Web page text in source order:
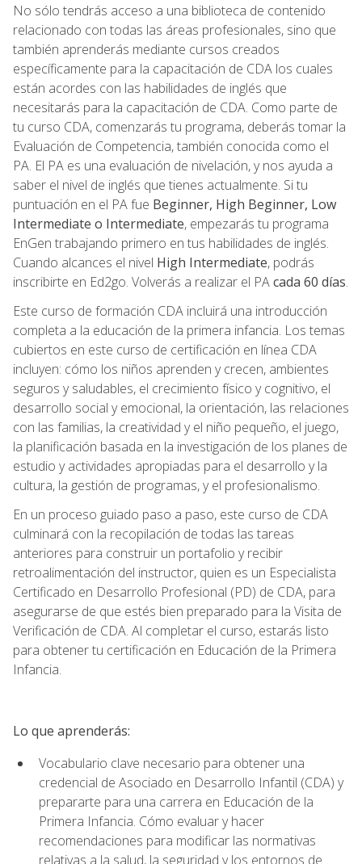
No sólo tendrás acceso a una biblioteca de contenido
relacionado con todas las áreas profesionales, sino que
también aprenderás mediante cursos creados
específicamente para la capacitación de CDA los cuales
están acordes con las habilidades de inglés que
necesitarás para la capacitación de CDA. Como parte de
tu curso CDA, comenzarás tu programa, deberás tomar la
Evaluación de Competencia, también conocida como el
PA. El PA es una evaluación de nivelación, y nos ayuda a
saber el nivel de inglés que tienes actualmente. Si tu
puntuación en el PA fue Beginner, High Beginner, Low
Intermediate o Intermediate, empezarás tu programa
EnGen trabajando primero en tus habilidades de inglés.
Cuando alcances el nivel High Intermediate, podrás
inscribirte en Ed2go. Volverás a realizar el PAcada 60 días.
Este curso de formación CDA incluirá una introducción
completa a la educación de la primera infancia. Los temas
cubiertos en este curso de certificación en línea CDA
incluyen: cómo los niños aprenden y crecen, ambientes
seguros y saludables, el crecimiento físico y cognitivo, el
desarrollo social y emocional, la orientación, las relaciones
con las familias, la creatividad y el niño pequeño, el juego,
la planificación basada en la investigación de los planes de
estudio y actividades apropiadas para el desarrollo y la
cultura, la gestión de programas, y el profesionalismo.
En un proceso guiado paso a paso, este curso de CDA
culminará con la recopilación de todas las tareas
anteriores para construir un portafolio y recibir
retroalimentación del instructor, quien es un Especialista
Certificado en Desarrollo Profesional (PD) de CDA, para
asegurarse de que estés bien preparado para la Visita de
Verificación de CDA. Al completar el curso, estarás listo
para obtener tu certificación en Educación de la Primera
Infancia.
Lo que aprenderás:
Vocabulario clave necesario para obtener una
credencial de Asociado en Desarrollo Infantil (CDA) y
prepararte para una carrera en Educación de la
Primera Infancia. Cómo evaluar y hacer
recomendaciones para modificar las normativas
relativas a la salud, la seguridad y los entornos de